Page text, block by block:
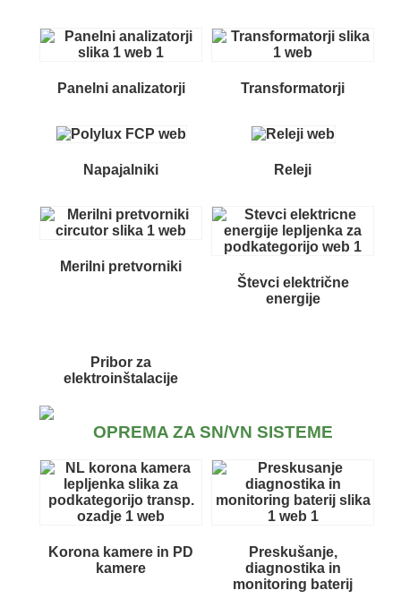
Panelni analizatorji Transformatorji
Napajalniki Releji
Merilni pretvorniki
Števci električne
energije
Pribor za
elektroinštalacije
OPREMA ZA SN/VN SISTEME
Korona kamere in PD
kamere
Preskušanje,
diagnostika in
monitoring baterij